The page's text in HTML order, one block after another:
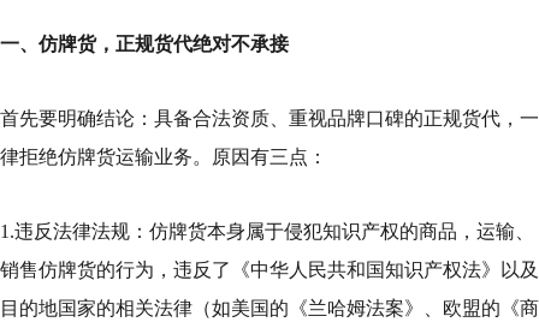
一、仿牌货，正规货代绝对不承接
首先要明确结论：具备合法资质、重视品牌口碑的正规货代，一
律拒绝仿牌货运输业务。原因有三点：
1.违反法律法规：仿牌货本身属于侵犯知识产权的商品，运输、
销售仿牌货的行为，违反了《中华人民共和国知识产权法》以及
目的地国家的相关法律（如美国的《兰哈姆法案》、欧盟的《商